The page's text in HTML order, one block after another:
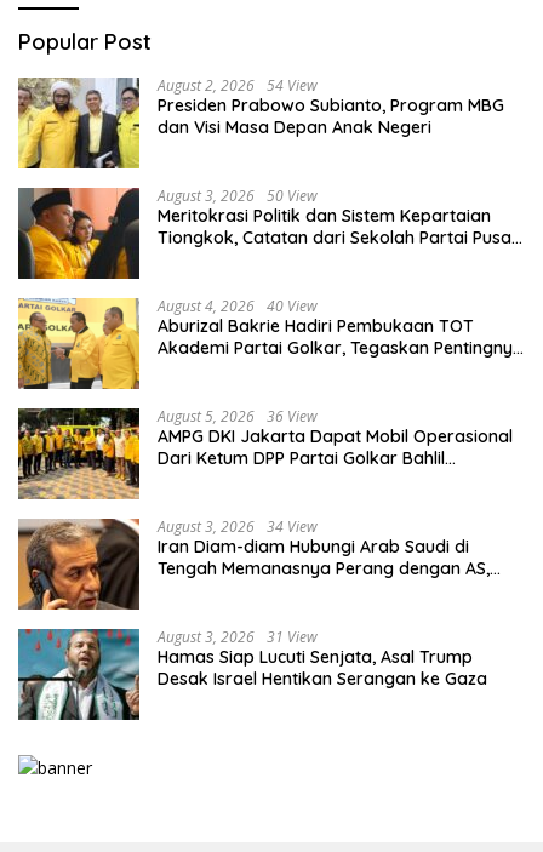
Popular Post
August 2, 2026 54 View
Presiden Prabowo Subianto, Program MBG
dan Visi Masa Depan Anak Negeri
August 3, 2026 50 View
Meritokrasi Politik dan Sistem Kepartaian
Tiongkok, Catatan dari Sekolah Partai Pusat
August 4, 2026 40 View
Aburizal Bakrie Hadiri Pembukaan TOT
Akademi Partai Golkar, Tegaskan Pentingnya
August 5, 2026 36 View
AMPG DKI Jakarta Dapat Mobil Operasional
Dari Ketum DPP Partai Golkar Bahlil
August 3, 2026 34 View
Iran Diam-diam Hubungi Arab Saudi di
Tengah Memanasnya Perang dengan AS,
August 3, 2026 31 View
Hamas Siap Lucuti Senjata, Asal Trump
Desak Israel Hentikan Serangan ke Gaza